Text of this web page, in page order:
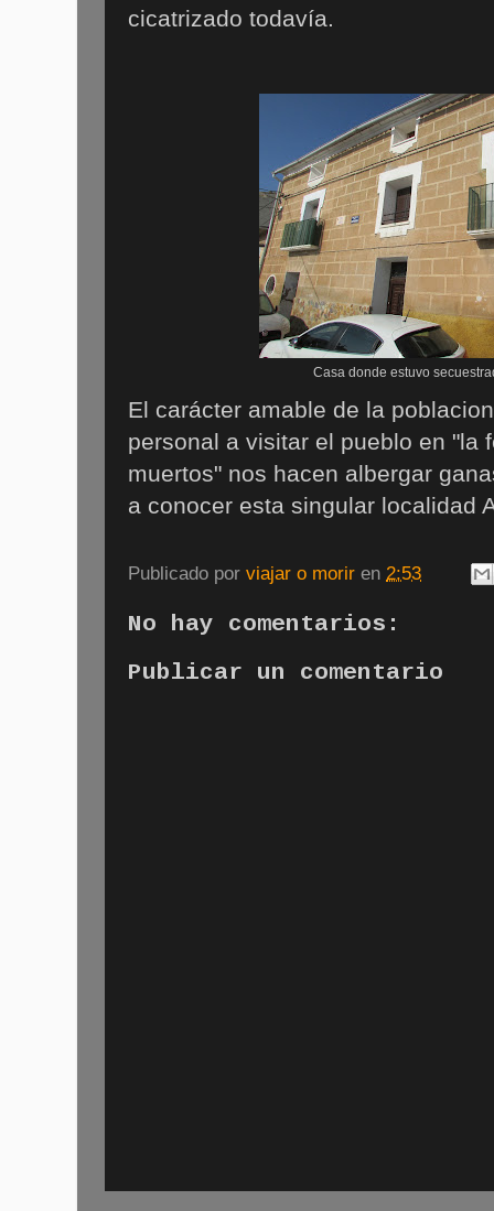
cicatrizado todavía.
Casa donde estuvo
El carácter amable de la
personal a visitar el pueblo en "la
muertos" nos hacen albergar
a conocer esta singular localidad
Publicado por viajar o morir en 2:53
No hay comentarios:
Publicar un comentario